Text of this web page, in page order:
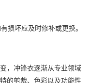
损坏应及时修补或更换。
，冲锋衣逐渐从专业领域
的剪裁、色彩以及功能性